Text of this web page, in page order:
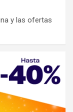
y las ofertas